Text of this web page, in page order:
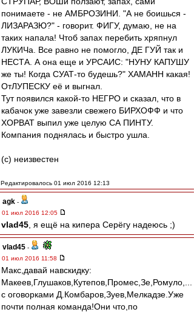
понимаете - не АМБРОЗИНИ. "А не боишься -
ЛИЗАРАЗЮ?" - говорит. ФИГУ, думаю, не на
таких напала! Чтоб запах перебить хряпнул
ЛУКИЧа. Все равно не помогло, ДЕ ГУЙ так и
НЕСТА. А она еще и УРСАИС: "НУНУ КАПУШУ
же ты! Когда СУАТ-то будешь?" ХАМАНН какая!
ОтЛУПЕСКУ её и выгнал.
Тут появился какой-то НЕГРО и сказал, что в
кабачок уже завезли свежего БИРХОФФ и что
ХОРВАТ выпил уже целую СА ПИНТУ.
Компания поднялась и быстро ушла.
(с) неизвестен
Редактировалось 01 июл 2016 12:13
agk -
01 июл 2016 12:05
vlad45 , я ещё на кипера Серёгу надеюсь ;)
vlad45 -
01 июл 2016 11:58
Макс,давай навскидку:
Макеев,Глушаков,Кутепов,Промес,Зе,Ромуло,...
с оговорками Д.Комбаров,Зуев,Мелкадзе.Уже
почти полная команда!Они что,по